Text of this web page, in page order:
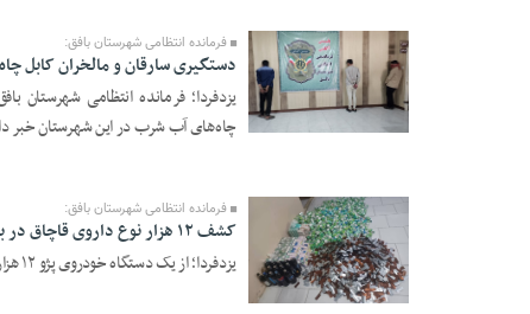
03 Esfand 1404 -
فرمانده انتظامی شهرستان بافق:
دستگیری سارقان و مالخران کابل
چاه‌های آب شرب در این شهرستان خبر
20 Bahman 1404 -
فرمانده انتظامی شهرستان بافق:
کشف ۱۲ هزار نوع داروی قاچاق در بافق
یزدفردا؛ از یک دستگاه خودروی پژو ۱۲ هزار انواع قرص خارجی غیرمجاز کشف شد. ...